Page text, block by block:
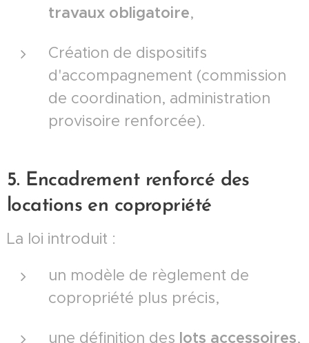
travaux obligatoire,
Création de dispositifs
d'accompagnement (commission
de coordination, administration
provisoire renforcée).
5. Encadrement renforcé des
locations en copropriété
La loi introduit :
un modèle de règlement de
copropriété plus précis,
une définition des lots accessoires,